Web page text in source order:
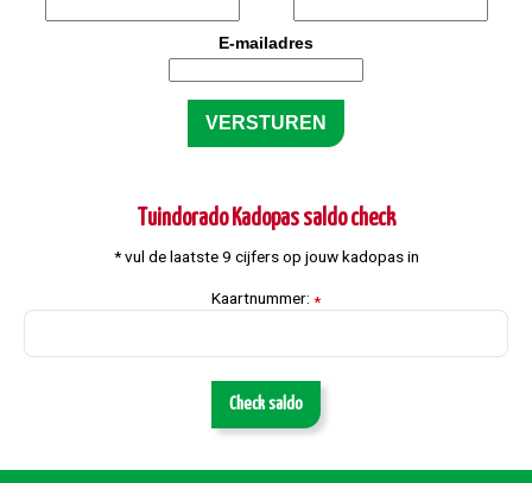
E-mailadres
Tuindorado Kadopas saldo check
* vul de laatste 9 cijfers op jouw kadopas in
Kaartnummer: *
Check saldo